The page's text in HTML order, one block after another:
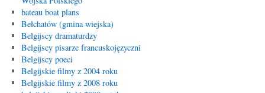
bateau boat plans
Bełchatów (gmina wiejska)
Belgijscy dramaturdzy
Belgijscy pisarze francuskojęzyczni
Belgijscy poeci
Belgijskie filmy z 2004 roku
Belgijskie filmy z 2008 roku